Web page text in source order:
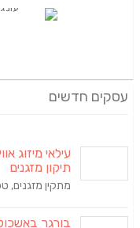
עסקים חדשים
עילאי מיזוג
תיקון מזגנים
מתקין מזגנים,